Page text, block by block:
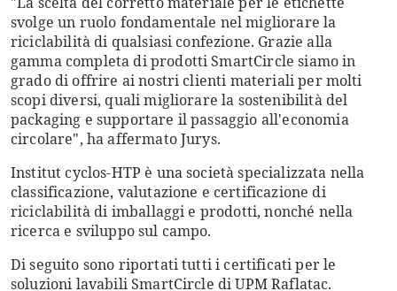
svolge un ruolo fondamentale nel migliorare la
riciclabilità di qualsiasi confezione. Grazie alla
gamma completa di prodotti SmartCircle siamo in
grado di offrire ai nostri clienti materiali per molti
scopi diversi, quali migliorare la sostenibilità del
packaging e supportare il passaggio all'economia
circolare", ha affermato Jurys.
Institut cyclos-HTP è una società specializzata nella
classificazione, valutazione e certificazione di
riciclabilità di imballaggi e prodotti, nonché nella
ricerca e sviluppo sul campo.
Di seguito sono riportati tutti i certificati per le
soluzioni lavabili SmartCircle di UPM Raflatac.